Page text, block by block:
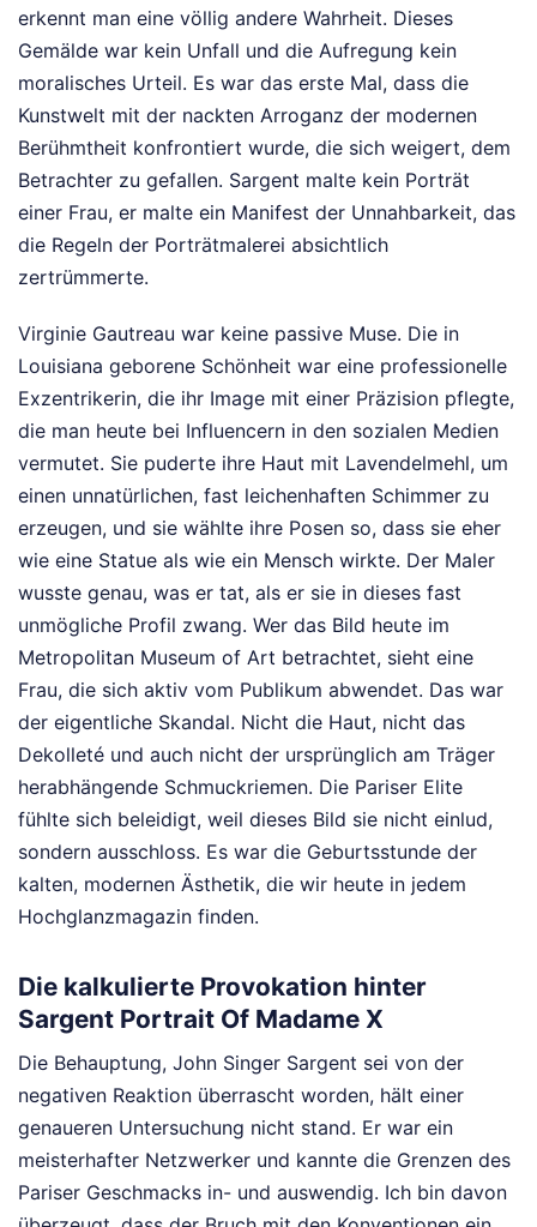
erkennt man eine völlig andere Wahrheit. Dieses
Gemälde war kein Unfall und die Aufregung kein
moralisches Urteil. Es war das erste Mal, dass die
Kunstwelt mit der nackten Arroganz der modernen
Berühmtheit konfrontiert wurde, die sich weigert, dem
Betrachter zu gefallen. Sargent malte kein Porträt
einer Frau, er malte ein Manifest der Unnahbarkeit, das
die Regeln der Porträtmalerei absichtlich
zertrümmerte.
Virginie Gautreau war keine passive Muse. Die in
Louisiana geborene Schönheit war eine professionelle
Exzentrikerin, die ihr Image mit einer Präzision pflegte,
die man heute bei Influencern in den sozialen Medien
vermutet. Sie puderte ihre Haut mit Lavendelmehl, um
einen unnatürlichen, fast leichenhaften Schimmer zu
erzeugen, und sie wählte ihre Posen so, dass sie eher
wie eine Statue als wie ein Mensch wirkte. Der Maler
wusste genau, was er tat, als er sie in dieses fast
unmögliche Profil zwang. Wer das Bild heute im
Metropolitan Museum of Art betrachtet, sieht eine
Frau, die sich aktiv vom Publikum abwendet. Das war
der eigentliche Skandal. Nicht die Haut, nicht das
Dekolleté und auch nicht der ursprünglich am Träger
herabhängende Schmuckriemen. Die Pariser Elite
fühlte sich beleidigt, weil dieses Bild sie nicht einlud,
sondern ausschloss. Es war die Geburtsstunde der
kalten, modernen Ästhetik, die wir heute in jedem
Hochglanzmagazin finden.
Die kalkulierte Provokation hinter
Sargent Portrait Of Madame X
Die Behauptung, John Singer Sargent sei von der
negativen Reaktion überrascht worden, hält einer
genaueren Untersuchung nicht stand. Er war ein
meisterhafter Netzwerker und kannte die Grenzen des
Pariser Geschmacks in- und auswendig. Ich bin davon